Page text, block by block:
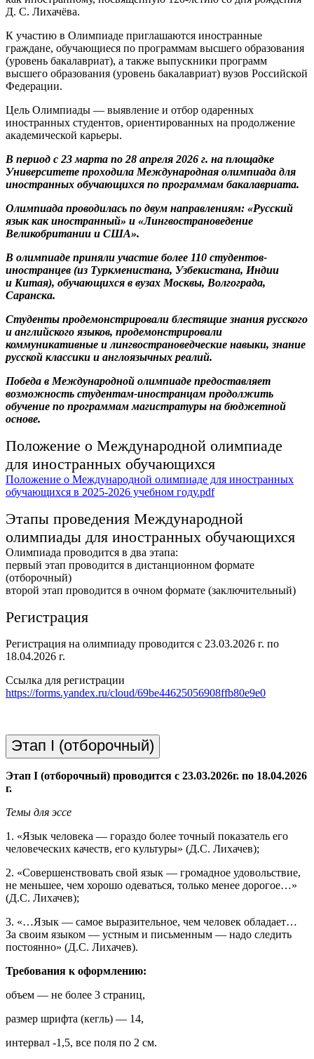
Д. С. Лихачёва.
К участию в Олимпиаде приглашаются иностранные
граждане, обучающиеся по программам высшего образования
(уровень бакалавриат), а также выпускники программ
высшего образования (уровень бакалавриат) вузов Российской
Федерации.
Цель Олимпиады — выявление и отбор одаренных
иностранных студентов, ориентированных на продолжение
академической карьеры.
В период с 23 марта по 28 апреля 2026 г. на площадке
Университете проходила Международная олимпиада для
иностранных обучающихся по программам бакалавриата.
Олимпиада проводилась по двум направлениям: «Русский
язык как иностранный» и «Лингвострановедение
Великобритании и США».
В олимпиаде приняли участие более 110 студентов-
иностранцев (из Туркменистана, Узбекистана, Индии
и Китая), обучающихся в вузах Москвы, Волгограда,
Саранска.
Студенты продемонстрировали блестящие знания русского
и английского языков, продемонстрировали
коммуникативные и лингвострановедческие навыки, знание
русской классики и англоязычных реалий.
Победа в Международной олимпиаде предоставляет
возможность студентам-иностранцам продолжить
обучение по программам магистратуры на бюджетной
основе.
Положение о Международной олимпиаде
для иностранных обучающихся
Положение о Международной олимпиаде для иностранных
обучающихся в 2025-2026 учебном году.pdf
Этапы проведения Международной
олимпиады для иностранных обучающихся
Олимпиада проводится в два этапа:
первый этап проводится в дистанционном формате
(отборочный)
второй этап проводится в очном формате (заключительный)
Регистрация
Регистрация на олимпиаду проводится с 23.03.2026 г. по
18.04.2026 г.
Ссылка для регистрации
https://forms.yandex.ru/cloud/69be44625056908ffb80e9e0
Этап I (отборочный)
Этап I (отборочный) проводится с 23.03.2026г. по 18.04.2026
г.
Темы для эссе
1. «Язык человека — гораздо более точный показатель его
человеческих качеств, его культуры» (Д.С. Лихачев);
2. «Совершенствовать свой язык — громадное удовольствие,
не меньшее, чем хорошо одеваться, только менее дорогое…»
(Д.С. Лихачев);
3. «…Язык — самое выразительное, чем человек обладает…
За своим языком — устным и письменным — надо следить
постоянно» (Д.С. Лихачев).
Требования к оформлению:
объем — не более 3 страниц,
размер шрифта (кегль) — 14,
интервал -1,5, все поля по 2 см.